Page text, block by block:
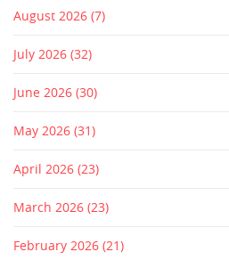
August 2026 (7)
July 2026 (32)
June 2026 (30)
May 2026 (31)
April 2026 (23)
March 2026 (23)
February 2026 (21)